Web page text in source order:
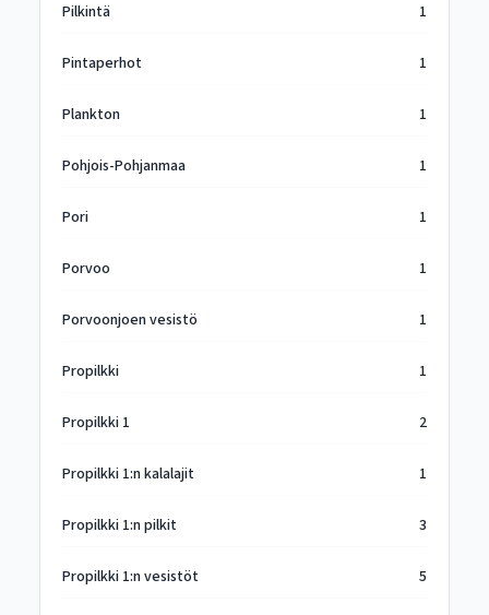
Pilkintä 1
Pintaperhot 1
Plankton 1
Pohjois-Pohjanmaa 1
Pori 1
Porvoo 1
Porvoonjoen vesistö 1
Propilkki 1
Propilkki 1 2
Propilkki 1:n kalalajit 1
Propilkki 1:n pilkit 3
Propilkki 1:n vesistöt 5